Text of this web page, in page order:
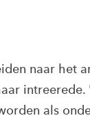
naar het
als